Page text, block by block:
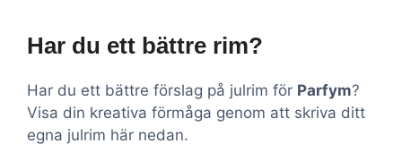
Har du ett bättre rim?
Har du ett bättre förslag på julrim för Parfym?
Visa din kreativa förmåga genom att skriva ditt
egna julrim här nedan.